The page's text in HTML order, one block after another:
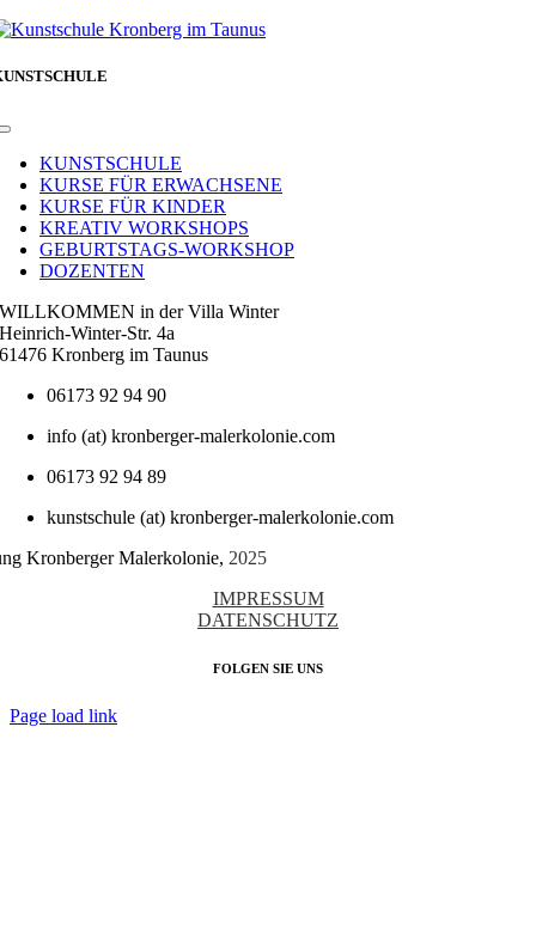
Toggle
NavigationKUNSTSCHULE
KURSE FÜR ERWACHSENE
KURSE FÜR KINDER
KREATIV WORKSHOPS
GEBURTSTAGS-WORKSHOP
DOZENTEN
WILLKOMMEN in der Villa Winter
Heinrich-Winter-Str. 4a
61476 Kronberg im Taunus
06173 92 94 90
info (at) kronberger-malerkolonie.com
06173 92 94 89
kunstschule (at) kronberger-malerkolonie.com
Kronberger Malerkolonie, 2025
IMPRESSUM
DATENSCHUTZ
FOLGEN SIE UNS
Page load link